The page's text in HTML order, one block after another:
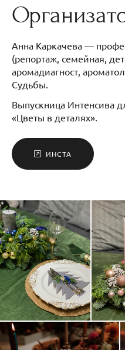
Анна Каркачева —
(репортаж, семейная,
аромадиагност,
Судьбы.
Выпускница Интенсива
«Цветы в деталях».
ИНСТА